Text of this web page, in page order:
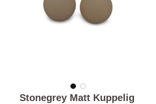
Stonegrey Matt Kuppelig